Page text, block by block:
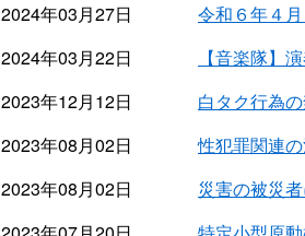
2024年03月27日
令和６年４
2024年03月22日
【音楽隊】
2023年12月12日
白タク行為
2023年08月02日
性犯罪関連
2023年08月02日
災害の被災